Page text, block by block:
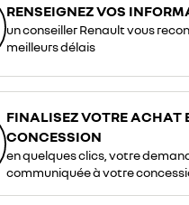
RENSEIGNEZ VOS
un conseiller Renault vous
meilleurs délais
FINALISEZ VOTRE ACHAT
CONCESSION
en quelques clics, votre
communiquée à votre